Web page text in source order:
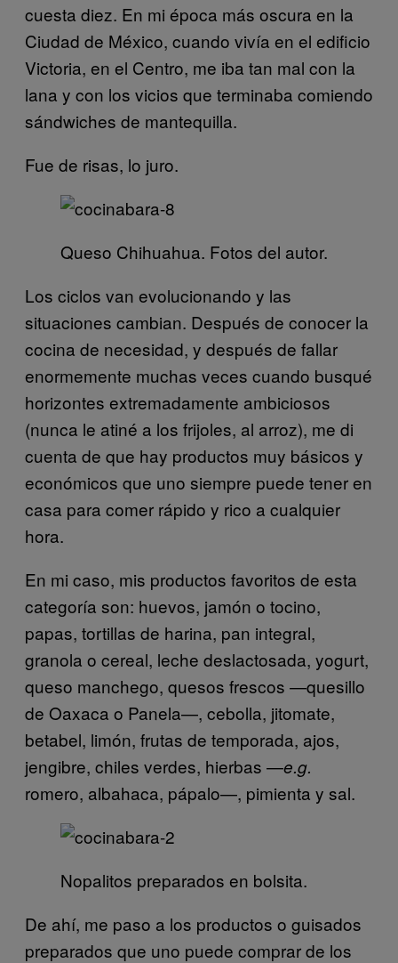
cuesta diez. En mi época más oscura en la
Ciudad de México, cuando vivía en el edificio
Victoria, en el Centro, me iba tan mal con la
lana y con los vicios que terminaba comiendo
sándwiches de mantequilla.
Fue de risas, lo juro.
Queso Chihuahua. Fotos del autor.
Los ciclos van evolucionando y las
situaciones cambian. Después de conocer la
cocina de necesidad, y después de fallar
enormemente muchas veces cuando busqué
horizontes extremadamente ambiciosos
(nunca le atiné a los frijoles, al arroz), me di
cuenta de que hay productos muy básicos y
económicos que uno siempre puede tener en
casa para comer rápido y rico a cualquier
hora.
En mi caso, mis productos favoritos de esta
categoría son: huevos, jamón o tocino,
papas, tortillas de harina, pan integral,
granola o cereal, leche deslactosada, yogurt,
queso manchego, quesos frescos —quesillo
de Oaxaca o Panela—, cebolla, jitomate,
betabel, limón, frutas de temporada, ajos,
jengibre, chiles verdes, hierbas —e.g.
romero, albahaca, pápalo—, pimienta y sal.
Nopalitos preparados en bolsita.
De ahí, me paso a los productos o guisados
preparados que uno puede comprar de los